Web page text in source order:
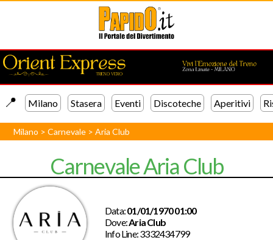
📍️ Milano Stasera Eventi Discoteche Aperitivi
Milano >Carnevale >Aria Club
Carnevale Aria Club
Data:01/01/1970 01:00
Dove:Aria Club
Info Line:3332434799